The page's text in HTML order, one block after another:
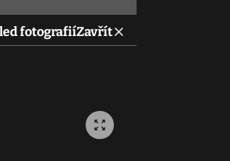
fotografiíZavřít